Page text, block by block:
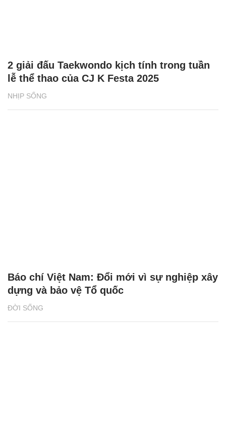
NHỊP SỐNG
2 giải đấu Taekwondo kịch tính trong tuần
lễ thể thao của CJ K Festa 2025
ĐỜI SỐNG
Báo chí Việt Nam: Đổi mới vì sự nghiệp xây
dựng và bảo vệ Tổ quốc